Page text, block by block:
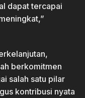
dapat tercapai
berkomitmen
salah satu pilar
kontribusi nyata